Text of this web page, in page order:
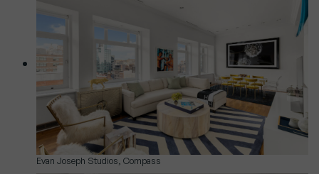
Evan Joseph Studios, Compass